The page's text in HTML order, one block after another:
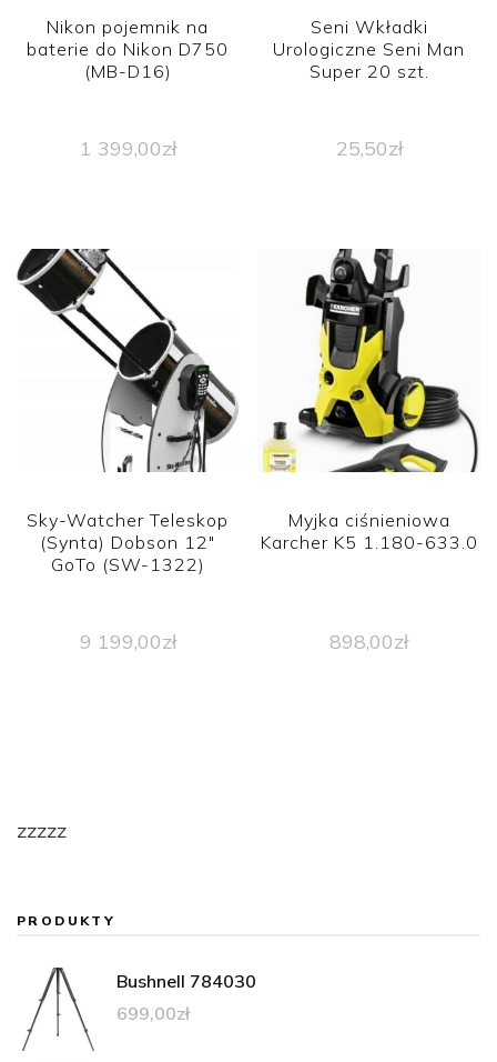
Nikon pojemnik na
baterie do Nikon D750
(MB-D16)
1 399,00zł
Seni Wkładki
Urologiczne Seni Man
Super 20 szt.
25,50zł
Sky-Watcher Teleskop
(Synta) Dobson 12″
GoTo (SW-1322)
9 199,00zł
Myjka ciśnieniowa
Karcher K5 1.180-633.0
898,00zł
zzzzz
PRODUKTY
Bushnell 784030
699,00zł